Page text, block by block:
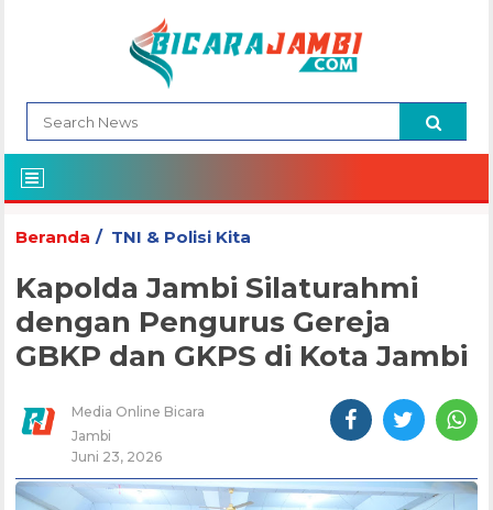
Beranda TNI & Polisi Kita
Kapolda Jambi Silaturahmi
dengan Pengurus Gereja
GBKP dan GKPS di Kota Jambi
Media Online Bicara
Jambi
Juni 23, 2026